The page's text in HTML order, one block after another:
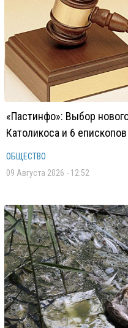
«Пастинфо»: Выбор
Католикоса и 6
ОБЩЕСТВО
09 Августа 2026 - 12:52